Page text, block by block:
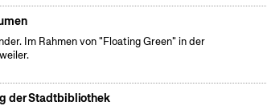
Im Rahmen von "Floating Green" in der
der Stadtbibliothek